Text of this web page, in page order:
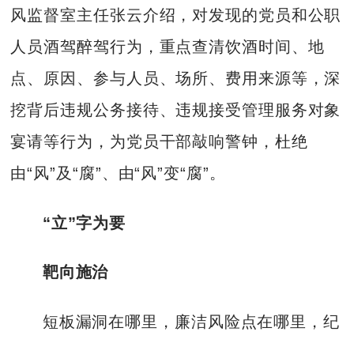
风监督室主任张云介绍，对发现的党员和公职
人员酒驾醉驾行为，重点查清饮酒时间、地
点、原因、参与人员、场所、费用来源等，深
挖背后违规公务接待、违规接受管理服务对象
宴请等行为，为党员干部敲响警钟，杜绝
由“风”及“腐”、由“风”变“腐”。
“立”字为要
靶向施治
短板漏洞在哪里，廉洁风险点在哪里，纪